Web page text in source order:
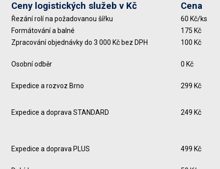
Ceny logistických služeb v Kč Cena
Řezání rolí na požadovanou šířku
60 Kč/ks
Formátování a balné
175 Kč
Zpracování objednávky do 3 000 Kč bez DPH
100 Kč
Osobní odběr 0 Kč
Expedice a rozvoz Brno 299 Kč
Expedice a doprava STANDARD 249 Kč
Expedice a doprava PLUS 499 Kč